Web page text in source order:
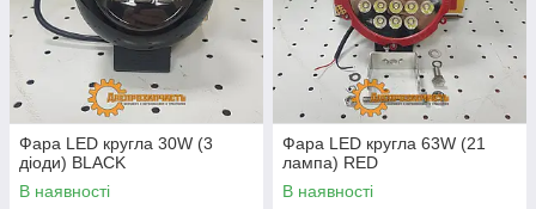
Фара LED кругла 30W (3
діоди) BLACK
В наявності
Фара LED кругла 63W (21
лампа) RED
В наявності